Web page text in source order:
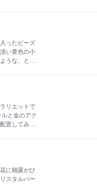
ています。
ガラスビー
。 太陽の光
んだ細かな
は肌に当た
ったビーズ
い黄色の小
うな、とて
かな仕上げ
当たる鎖部
ロー系のド
す。チェー
います。ま
部分はビー
アジャスタ
ています。
リエットで
と金のアク
置してみま
ガラスパー
ントとして
エスニック
に朝露がひ
スタルパー